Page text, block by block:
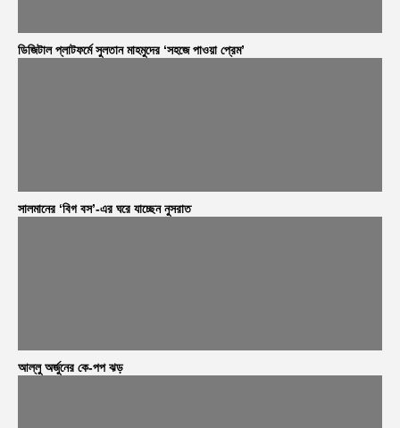
ডিজিটাল প্লাটফর্মে সুলতান মাহমুদের ‘সহজে পাওয়া প্রেম’
সালমানের ‘বিগ বস’-এর ঘরে যাচ্ছেন নুসরাত
আল্লু অর্জুনের কে-পপ ঝড়